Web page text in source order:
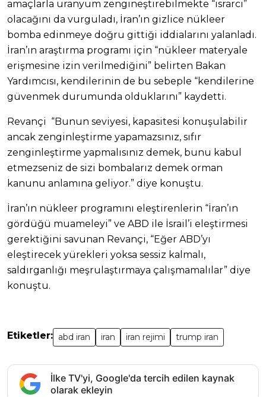
amaçlarla uranyum zengineştirebilmekte “ısrarcı”
olacağını da vurguladı, İran’ın gizlice nükleer
bomba edinmeye doğru gittiği iddialarını yalanladı.
İran’ın araştırma programı için “nükleer materyale
erişmesine izin verilmediğini” belirten Bakan
Yardımcısı, kendilerinin de bu sebeple “kendilerine
güvenmek durumunda olduklarını” kaydetti.
Revançi “Bunun seviyesi, kapasitesi konuşulabilir
ancak zenginleştirme yapamazsınız, sıfır
zenginleştirme yapmalısınız demek, bunu kabul
etmezseniz de sizi bombalarız demek orman
kanunu anlamına geliyor.” diye konuştu.
İran’ın nükleer programını eleştirenlerin “İran’ın
gördüğü muameleyi” ve ABD ile İsrail’i eleştirmesi
gerektiğini savunan Revançi, “Eğer ABD’yı
eleştirecek yürekleri yoksa sessiz kalmalı,
saldırganlığı meşrulaştırmaya çalışmamalılar” diye
konuştu.
Etiketler: abd iran iran iran rejimi trump iran
İlke TV'yi, Google'da tercih edilen kaynak
olarak ekleyin